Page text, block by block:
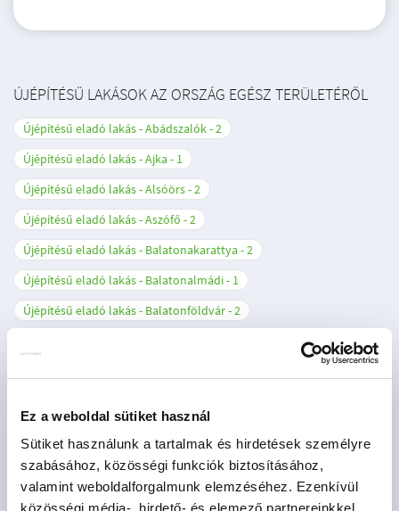
Ez a weboldal sütiket használ
Sütiket használunk a tartalmak és hirdetések személyre
szabásához, közösségi funkciók biztosításához,
valamint weboldalforgalmunk elemzéséhez. Ezenkívül
közösségi média-, hirdető- és elemező partnereinkkel
ÚJÉPÍTÉSŰ LAKÁSOK AZ ORSZÁG EGÉSZ TERÜLETÉRŐL
Újépítésű eladó lakás - Abádszalók 2
Újépítésű eladó lakás - Ajka
1
Újépítésű eladó lakás - Alsóörs 2
Újépítésű eladó lakás - Aszófő
2
Újépítésű eladó lakás - Balatonakarattya 2
Újépítésű eladó lakás - Balatonalmádi
1
Újépítésű eladó lakás - Balatonföldvár 2
Újépítésű eladó lakás - Balogunyom 1
Újépítésű eladó lakás - Beled
1